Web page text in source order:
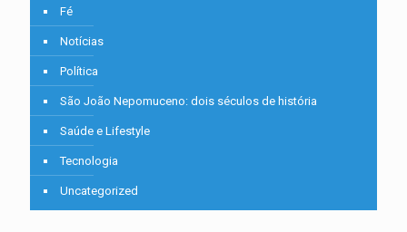
Fé
Notícias
Política
São João Nepomuceno: dois séculos de história
Saúde e Lifestyle
Tecnologia
Uncategorized